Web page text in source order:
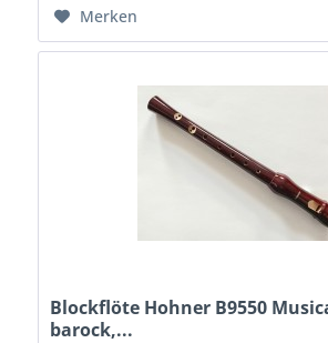
Merken
Blockflöte Hohner B9550
barock,...